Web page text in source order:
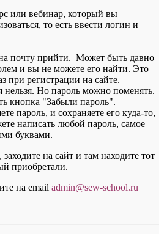
или вебинар, который вы
то есть ввести логин и
почту прийти. Может быть давно
и вы не можете его найти. Это
при регистрации на сайте.
нельзя. Но пароль можно поменять.
кнопка "Забыли пароль".
пароль, и сохраняете его куда-то,
написать любой пароль, самое
буквами.
на сайт и там находите тот
приобретали.
на email admin@sew-school.ru